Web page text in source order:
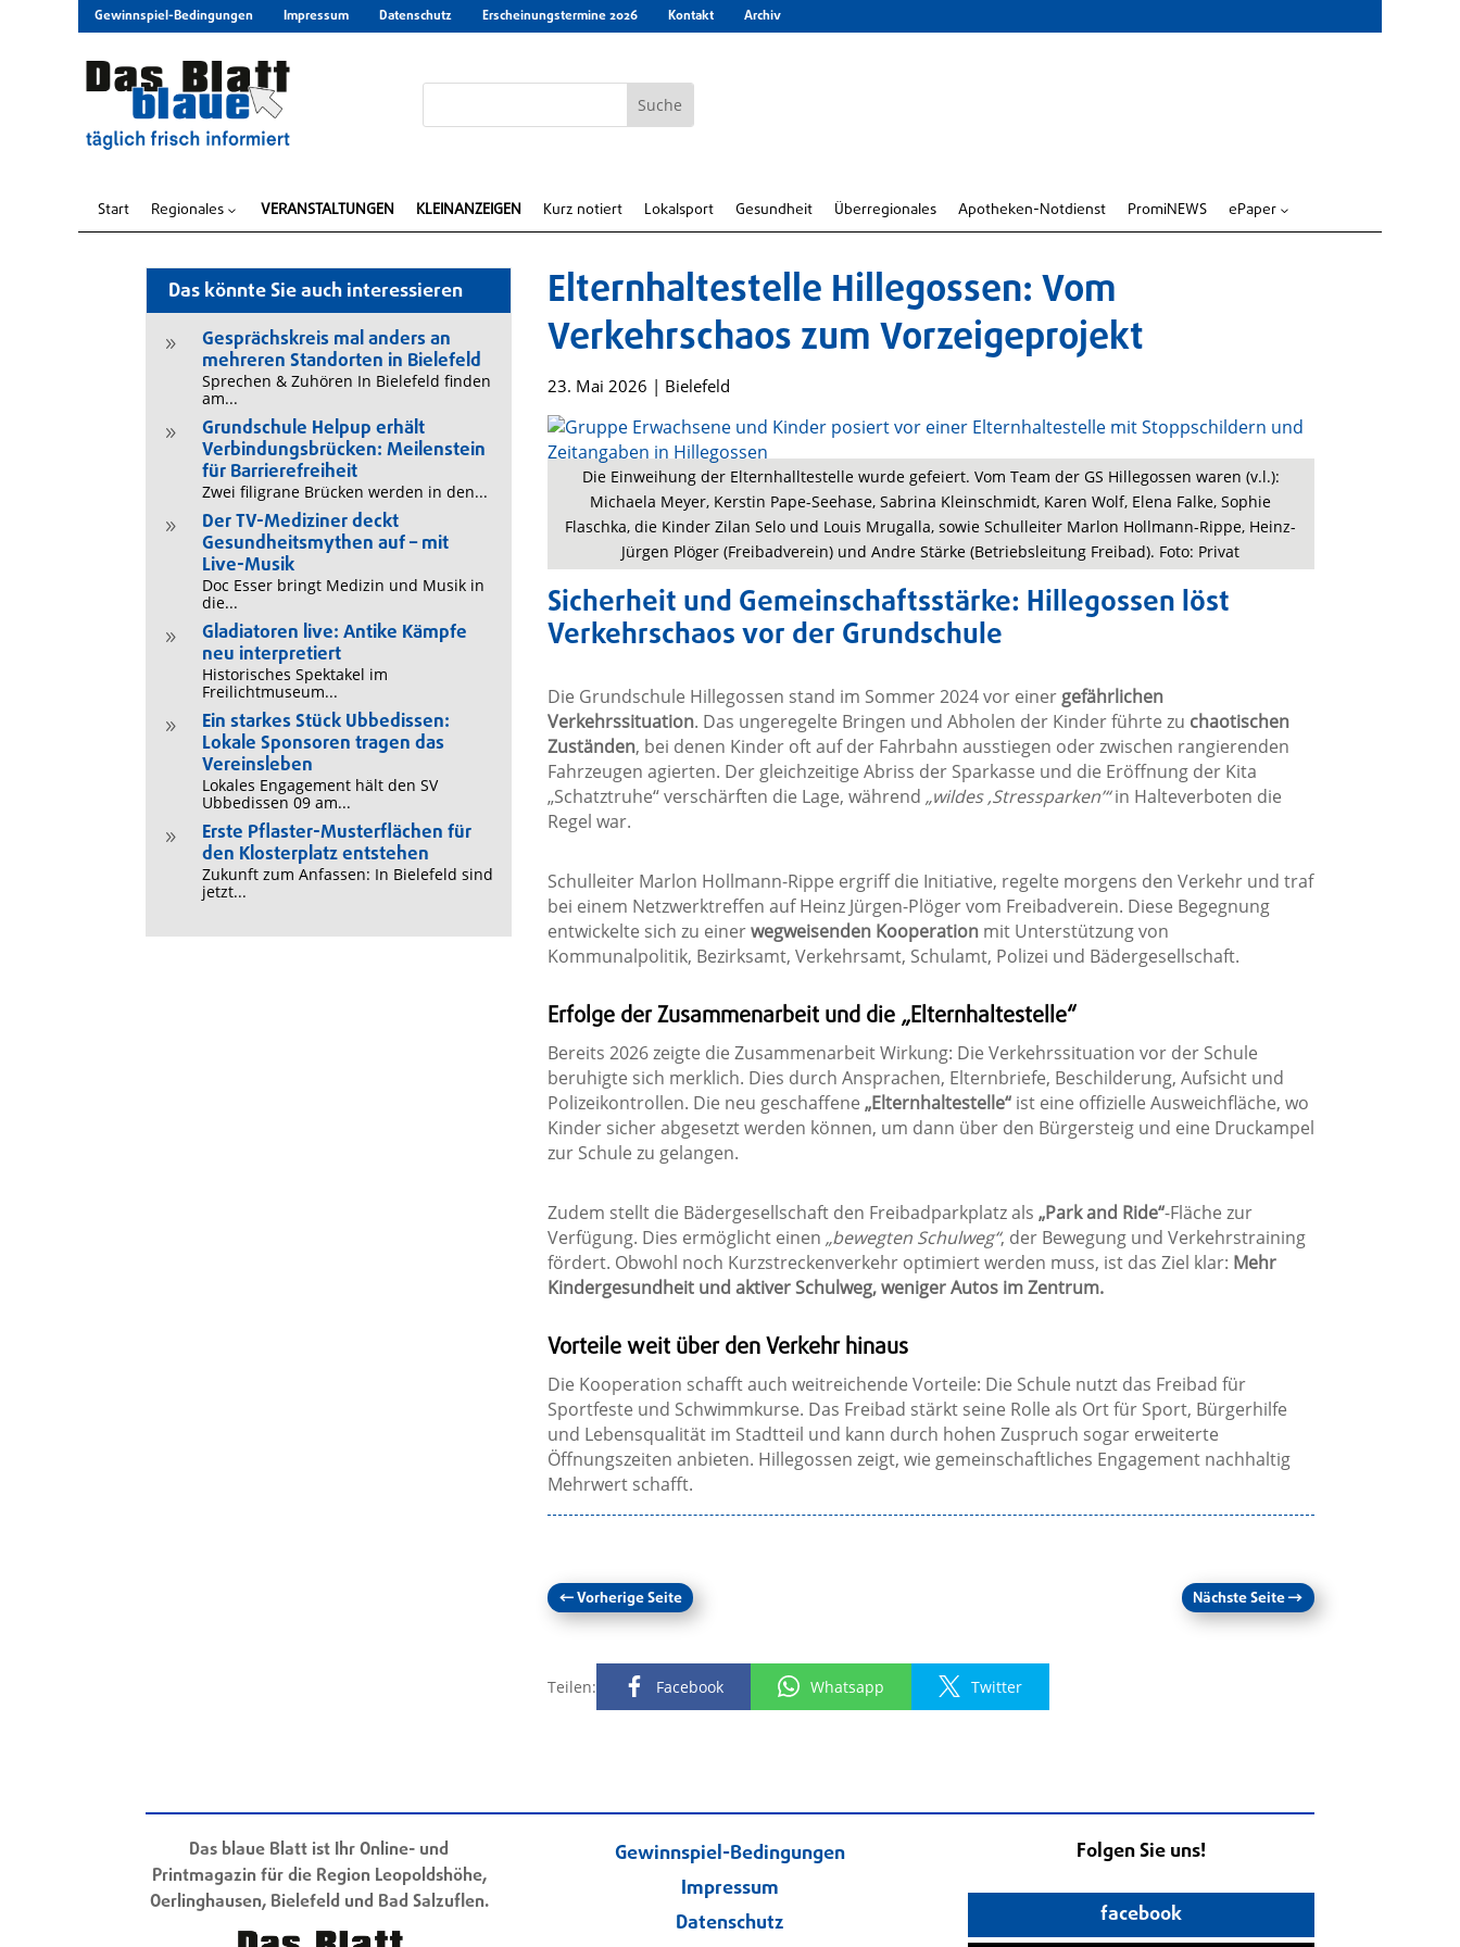
Gewinnspiel-Bedingungen Impressum Datenschutz Erscheinungstermine 2026 Kontakt Archiv
Start Regionales 3 VERANSTALTUNGEN KLEINANZEIGEN Kurz notiert Lokalsport Gesundheit Überregionales Apotheken-Notdienst PromiNEWS ePaper 3
Das könnte Sie auch interessieren
9
Gesprächskreis mal anders an
mehreren Standorten in Bielefeld
Sprechen & Zuhören In Bielefeld finden
am...
9
Grundschule Helpup erhält
Verbindungsbrücken: Meilenstein
für Barrierefreiheit
Zwei filigrane Brücken werden in den...
9
Der TV-Mediziner deckt
Gesundheitsmythen auf – mit
Live-Musik
Doc Esser bringt Medizin und Musik in
die...
9
Gladiatoren live: Antike Kämpfe
neu interpretiert
Historisches Spektakel im
Freilichtmuseum...
9
Ein starkes Stück Ubbedissen:
Lokale Sponsoren tragen das
Vereinsleben
Lokales Engagement hält den SV
Ubbedissen 09 am...
9
Erste Pflaster-Musterflächen für
den Klosterplatz entstehen
Zukunft zum Anfassen: In Bielefeld sind
jetzt...
Elternhaltestelle Hillegossen: Vom
Verkehrschaos zum Vorzeigeprojekt
23. Mai 2026 | Bielefeld
Die Einweihung der Elternhalltestelle wurde gefeiert. Vom Team der GS Hillegossen waren (v.l.):
Michaela Meyer, Kerstin Pape-Seehase, Sabrina Kleinschmidt, Karen Wolf, Elena Falke, Sophie
Flaschka, die Kinder Zilan Selo und Louis Mrugalla, sowie Schulleiter Marlon Hollmann-Rippe, Heinz-
Jürgen Plöger (Freibadverein) und Andre Stärke (Betriebsleitung Freibad). Foto: Privat
Sicherheit und Gemeinschaftsstärke: Hillegossen löst
Verkehrschaos vor der Grundschule
Die Grundschule Hillegossen stand im Sommer 2024 vor einer gefährlichen
Verkehrssituation. Das ungeregelte Bringen und Abholen der Kinder führte zu chaotischen
Zuständen, bei denen Kinder oft auf der Fahrbahn ausstiegen oder zwischen rangierenden
Fahrzeugen agierten. Der gleichzeitige Abriss der Sparkasse und die Eröffnung der Kita
„Schatztruhe“ verschärften die Lage, während „wildes ‚Stressparken’“in Halteverboten die
Regel war.
Schulleiter Marlon Hollmann-Rippe ergriff die Initiative, regelte morgens den Verkehr und traf
bei einem Netzwerktreffen auf Heinz Jürgen-Plöger vom Freibadverein. Diese Begegnung
entwickelte sich zu einerwegweisenden Kooperationmit Unterstützung von
Kommunalpolitik, Bezirksamt, Verkehrsamt, Schulamt, Polizei und Bädergesellschaft.
Erfolge der Zusammenarbeit und die „Elternhaltestelle“
Bereits 2026 zeigte die Zusammenarbeit Wirkung: Die Verkehrssituation vor der Schule
beruhigte sich merklich. Dies durch Ansprachen, Elternbriefe, Beschilderung, Aufsicht und
Polizeikontrollen. Die neu geschaffene „Elternhaltestelle“ist eine offizielle Ausweichfläche, wo
Kinder sicher abgesetzt werden können, um dann über den Bürgersteig und eine Druckampel
zur Schule zu gelangen.
Zudem stellt die Bädergesellschaft den Freibadparkplatz als „Park and Ride“-Fläche zur
Verfügung. Dies ermöglicht einen „bewegten Schulweg“, der Bewegung und Verkehrstraining
fördert. Obwohl noch Kurzstreckenverkehr optimiert werden muss, ist das Ziel klar: Mehr
Kindergesundheit und aktiver Schulweg, weniger Autos im Zentrum.
Vorteile weit über den Verkehr hinaus
Die Kooperation schafft auch weitreichende Vorteile: Die Schule nutzt das Freibad für
Sportfeste und Schwimmkurse. Das Freibad stärkt seine Rolle als Ort für Sport, Bürgerhilfe
und Lebensqualität im Stadtteil und kann durch hohen Zuspruch sogar erweiterte
Öffnungszeiten anbieten. Hillegossen zeigt, wie gemeinschaftliches Engagement nachhaltig
Mehrwert schafft.
←Vorherige Seite Nächste Seite→
Teilen: Facebook Whatsapp Twitter
Das blaue Blatt ist Ihr Online- und
Printmagazin für die Region Leopoldshöhe,
Oerlinghausen, Bielefeld und Bad Salzuflen.
Gewinnspiel-Bedingungen
Impressum
Datenschutz
Folgen Sie uns!
facebook